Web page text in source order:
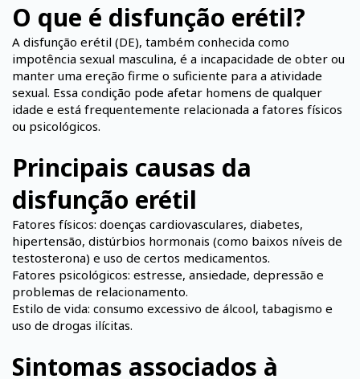
O que é disfunção erétil?
A disfunção erétil (DE), também conhecida como
impotência sexual masculina, é a incapacidade de obter ou
manter uma ereção firme o suficiente para a atividade
sexual. Essa condição pode afetar homens de qualquer
idade e está frequentemente relacionada a fatores físicos
ou psicológicos.
Principais causas da
disfunção erétil
Fatores físicos: doenças cardiovasculares, diabetes,
hipertensão, distúrbios hormonais (como baixos níveis de
testosterona) e uso de certos medicamentos.
Fatores psicológicos: estresse, ansiedade, depressão e
problemas de relacionamento. ​
Estilo de vida: consumo excessivo de álcool, tabagismo e
uso de drogas ilícitas.
Sintomas associados à